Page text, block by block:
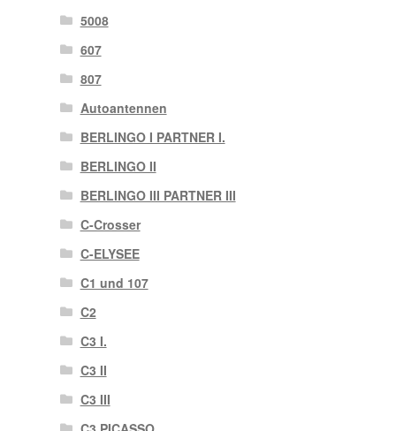
5008
607
807
Autoantennen
BERLINGO I PARTNER I.
BERLINGO II
BERLINGO III PARTNER III
C-Crosser
C-ELYSEE
C1 und 107
C2
C3 I.
C3 II
C3 III